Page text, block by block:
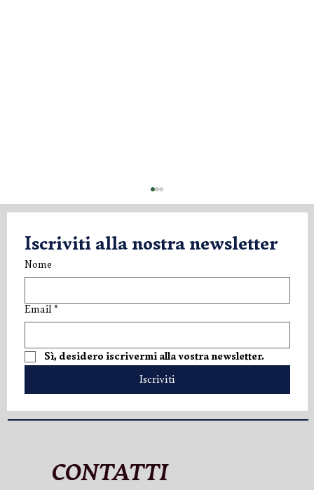
V.LO Superior: una nuova espressione di
eleganza
Iscriviti alla nostra newsletter
Nome
Email *
Sì, desidero iscrivermi alla vostra newsletter.
Iscriviti
CONTATTI